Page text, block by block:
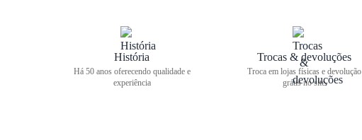
História
Há 50 anos oferecendo qualidade e
experiência
Trocas & devoluções
Troca em lojas físicas e devolução
grátis no site